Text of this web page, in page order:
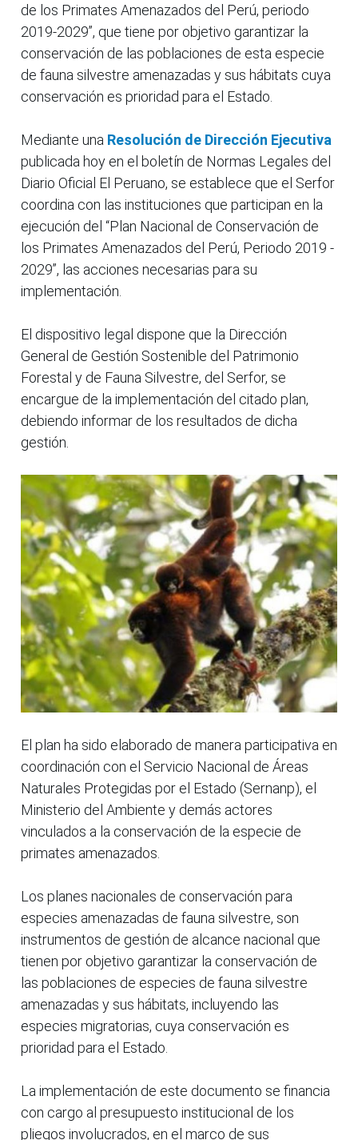
de los Primates Amenazados del Perú, periodo
2019-2029”, que tiene por objetivo garantizar la
conservación de las poblaciones de esta especie
de fauna silvestre amenazadas y sus hábitats cuya
conservación es prioridad para el Estado.
Mediante una Resolución de Dirección Ejecutiva
publicada hoy en el boletín de Normas Legales del
Diario Oficial El Peruano, se establece que el Serfor
coordina con las instituciones que participan en la
ejecución del “Plan Nacional de Conservación de
los Primates Amenazados del Perú, Periodo 2019 -
2029”, las acciones necesarias para su
implementación.
El dispositivo legal dispone que la Dirección
General de Gestión Sostenible del Patrimonio
Forestal y de Fauna Silvestre, del Serfor, se
encargue de la implementación del citado plan,
debiendo informar de los resultados de dicha
gestión.
El plan ha sido elaborado de manera participativa en
coordinación con el Servicio Nacional de Áreas
Naturales Protegidas por el Estado (Sernanp), el
Ministerio del Ambiente y demás actores
vinculados a la conservación de la especie de
primates amenazados.
Los planes nacionales de conservación para
especies amenazadas de fauna silvestre, son
instrumentos de gestión de alcance nacional que
tienen por objetivo garantizar la conservación de
las poblaciones de especies de fauna silvestre
amenazadas y sus hábitats, incluyendo las
especies migratorias, cuya conservación es
prioridad para el Estado.
La implementación de este documento se financia
con cargo al presupuesto institucional de los
pliegos involucrados, en el marco de sus